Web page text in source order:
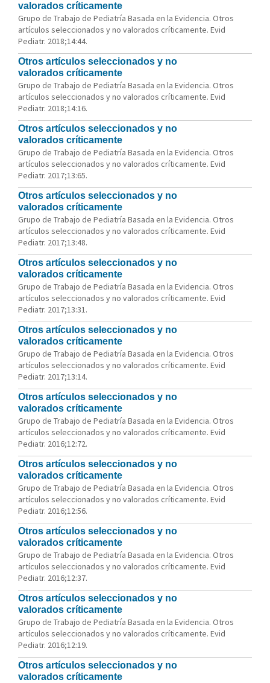
valorados críticamente
Grupo de Trabajo de Pediatría Basada en la Evidencia. Otros
artículos seleccionados y no valorados críticamente. Evid
Pediatr. 2018;14:44.
Otros artículos seleccionados y no
valorados críticamente
Grupo de Trabajo de Pediatría Basada en la Evidencia. Otros
artículos seleccionados y no valorados críticamente. Evid
Pediatr. 2018;14:16.
Otros artículos seleccionados y no
valorados críticamente
Grupo de Trabajo de Pediatría Basada en la Evidencia. Otros
artículos seleccionados y no valorados críticamente. Evid
Pediatr. 2017;13:65.
Otros artículos seleccionados y no
valorados críticamente
Grupo de Trabajo de Pediatría Basada en la Evidencia. Otros
artículos seleccionados y no valorados críticamente. Evid
Pediatr. 2017;13:48.
Otros artículos seleccionados y no
valorados críticamente
Grupo de Trabajo de Pediatría Basada en la Evidencia. Otros
artículos seleccionados y no valorados críticamente. Evid
Pediatr. 2017;13:31.
Otros artículos seleccionados y no
valorados críticamente
Grupo de Trabajo de Pediatría Basada en la Evidencia. Otros
artículos seleccionados y no valorados críticamente. Evid
Pediatr. 2017;13:14.
Otros artículos seleccionados y no
valorados críticamente
Grupo de Trabajo de Pediatría Basada en la Evidencia. Otros
artículos seleccionados y no valorados críticamente. Evid
Pediatr. 2016;12:72.
Otros artículos seleccionados y no
valorados críticamente
Grupo de Trabajo de Pediatría Basada en la Evidencia. Otros
artículos seleccionados y no valorados críticamente. Evid
Pediatr. 2016;12:56.
Otros artículos seleccionados y no
valorados críticamente
Grupo de Trabajo de Pediatría Basada en la Evidencia. Otros
artículos seleccionados y no valorados críticamente. Evid
Pediatr. 2016;12:37.
Otros artículos seleccionados y no
valorados críticamente
Grupo de Trabajo de Pediatría Basada en la Evidencia. Otros
artículos seleccionados y no valorados críticamente. Evid
Pediatr. 2016;12:19.
Otros artículos seleccionados y no
valorados críticamente